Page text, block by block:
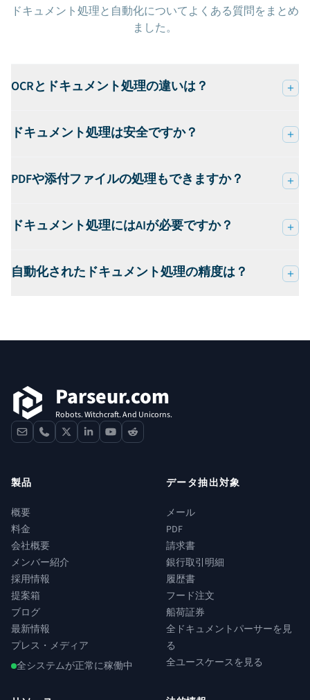
ドキュメント処理と自動化についてよくある質問をまとめ
ました。
OCRとドキュメント処理の違いは？
ドキュメント処理は安全ですか？
PDFや添付ファイルの処理もできますか？
ドキュメント処理にはAIが必要ですか？
自動化されたドキュメント処理の精度は？
Parseur.com
Robots. Witchcraft. And Unicorns.
contactphone
x linkedinyoutube
reddit
製品
概要
料金
会社概要
メンバー紹介
採用情報
提案箱
ブログ
最新情報
プレス・メディア
全システムが正常に稼働中
データ抽出対象
メール
PDF
請求書
銀行取引明細
履歴書
フード注文
船荷証券
全ドキュメントパーサーを見
る
全ユースケースを見る